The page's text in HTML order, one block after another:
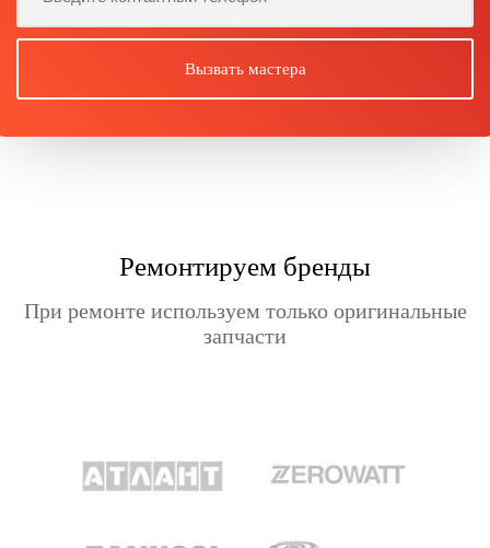
Ремонтируем бренды
При ремонте используем только оригинальные
запчасти